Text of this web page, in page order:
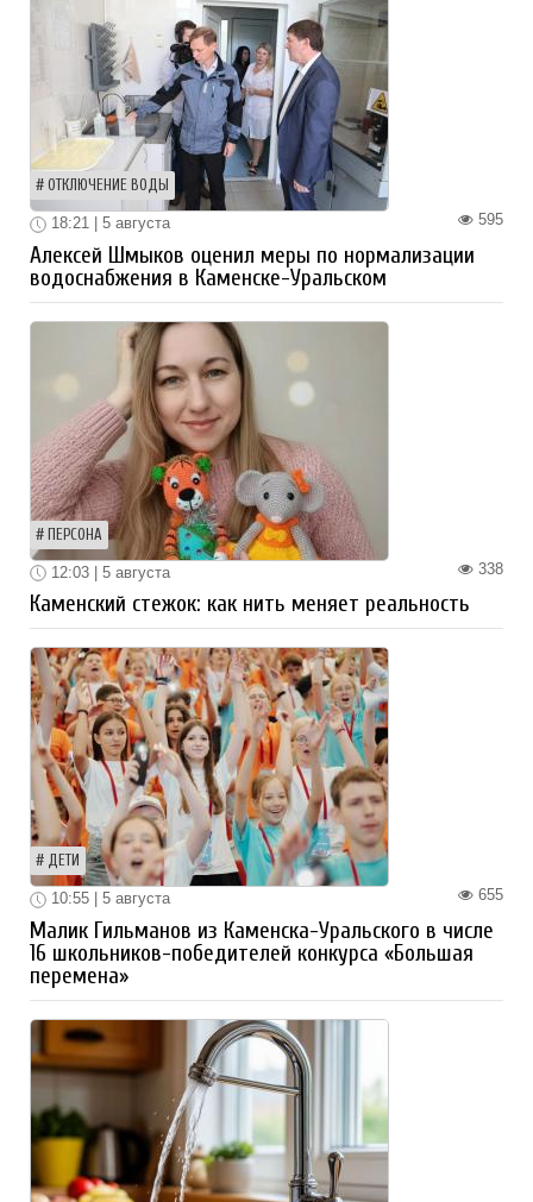
ОТКЛЮЧЕНИЕ ВОДЫ
595
18:21 | 5 августа
Алексей Шмыков оценил меры по нормализации
водоснабжения в Каменске-Уральском
ПЕРСОНА
338
12:03 | 5 августа
Каменский стежок: как нить меняет реальность
ДЕТИ
655
10:55 | 5 августа
Малик Гильманов из Каменска-Уральского в числе
16 школьников-победителей конкурса «Большая
перемена»